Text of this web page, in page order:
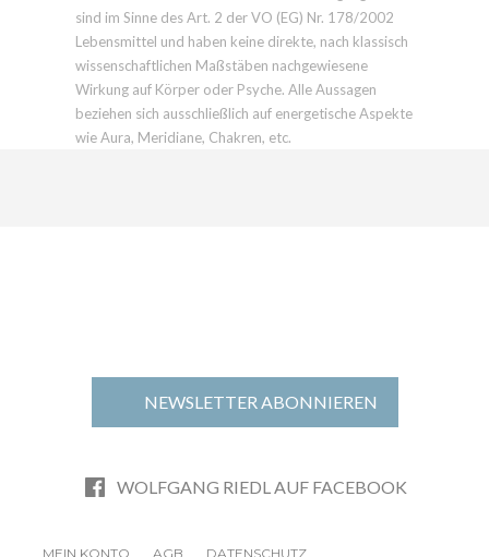
sind im Sinne des Art. 2 der VO (EG) Nr. 178/2002
Lebensmittel und haben keine direkte, nach klassisch
wissenschaftlichen Maßstäben nachgewiesene
Wirkung auf Körper oder Psyche. Alle Aussagen
beziehen sich ausschließlich auf energetische Aspekte
wie Aura, Meridiane, Chakren, etc.
NEWSLETTER ABONNIEREN
WOLFGANG RIEDL AUF FACEBOOK
MEIN KONTO AGB DATENSCHUTZ